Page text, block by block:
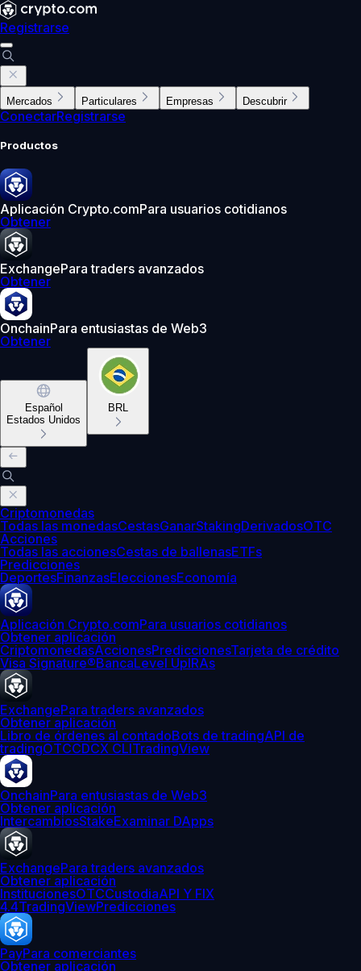
Registrarse
Mercados Particulares Empresas Descubrir
ConectarRegistrarse
Productos
Aplicación Crypto.comPara usuarios cotidianos
Obtener
ExchangePara traders avanzados
Obtener
OnchainPara entusiastas de Web3
Obtener
Español
Estados Unidos
BRL
Criptomonedas
Todas las monedasCestasGanarStakingDerivadosOTC
Acciones
Todas las accionesCestas de ballenasETFs
Predicciones
DeportesFinanzasEleccionesEconomía
Aplicación Crypto.comPara usuarios cotidianos
Obtener aplicación
CriptomonedasAccionesPrediccionesTarjeta de crédito
Visa Signature®BancaLevel UpIRAs
ExchangePara traders avanzados
Obtener aplicación
Libro de órdenes al contadoBots de tradingAPI de
tradingOTCCDCX CLITradingView
OnchainPara entusiastas de Web3
Obtener aplicación
IntercambiosStakeExaminar DApps
ExchangePara traders avanzados
Obtener aplicación
InstitucionesOTCCustodiaAPI Y FIX
4.4TradingViewPredicciones
PayPara comerciantes
Obtener aplicación